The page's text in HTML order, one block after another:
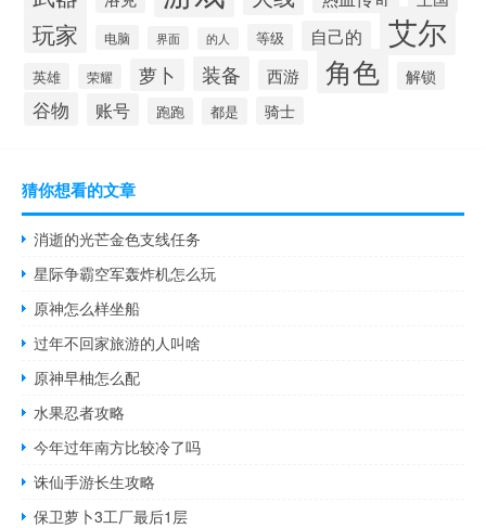
玩家 电脑 界面 的人 等级 自己的 艾尔
英雄 荣耀 萝卜 装备 西游 角色 解锁
谷物 账号 跑跑 都是 骑士
猜你想看的文章
消逝的光芒金色支线任务
星际争霸空军轰炸机怎么玩
原神怎么样坐船
过年不回家旅游的人叫啥
原神早柚怎么配
水果忍者攻略
今年过年南方比较冷了吗
诛仙手游长生攻略
保卫萝卜3工厂最后1层